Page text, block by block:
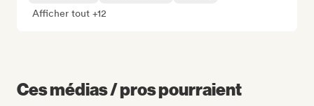
Afficher tout +12
Ces médias / pros pourraient